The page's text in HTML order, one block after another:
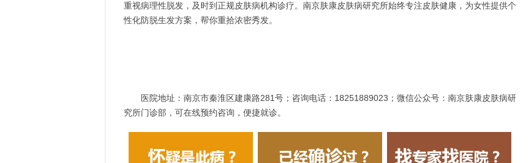
重视病理性脱发，及时到正规皮肤病机构诊疗。南京肤康皮肤病研究所始终专注皮肤健康，为女性提供个
性化防脱生发方案，帮你重拾浓密秀发。
医院地址：南京市秦淮区建康路281号；咨询电话：18251889023；微信公众号：南京肤康皮肤病研
究所门诊部，可在线预约咨询，便捷就诊。